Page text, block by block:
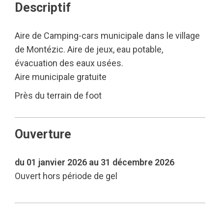
Descriptif
Aire de Camping-cars municipale dans le village
de Montézic. Aire de jeux, eau potable,
évacuation des eaux usées.
Aire municipale gratuite
Près du terrain de foot
Ouverture
du 01 janvier 2026 au 31 décembre 2026
Ouvert hors période de gel